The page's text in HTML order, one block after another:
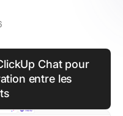
Chat pour
entre les